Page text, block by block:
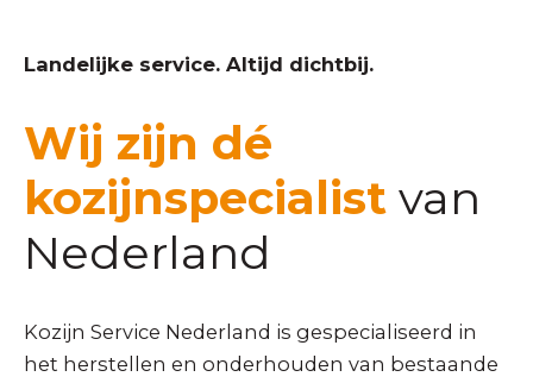
Landelijke service. Altijd dichtbij.
Wij zijn dé
kozijnspecialist van
Nederland
Kozijn Service Nederland is gespecialiseerd in
het herstellen en onderhouden van bestaande